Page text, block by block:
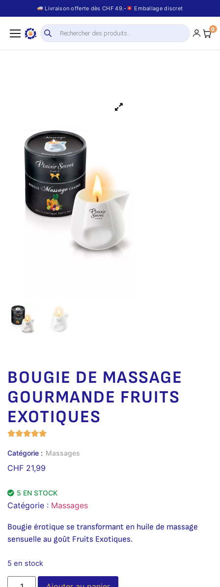
Livraison offerte dès CHF 49.- Emballage discret
0
BOUGIE DE MASSAGE
GOURMANDE FRUITS
EXOTIQUES
Catégorie : Massages
CHF 21,99
5 EN STOCK
Catégorie : Massages
Bougie érotique se transformant en huile de massage
sensuelle au goût Fruits Exotiques.
5 en stock